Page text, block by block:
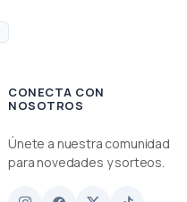
CONECTA CON
NOSOTROS
Únete a nuestra comunidad
para novedades y sorteos.